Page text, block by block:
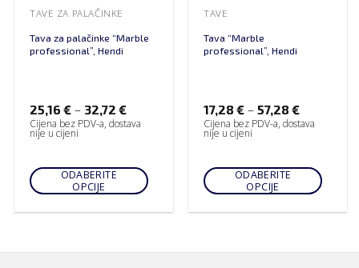
TAVE ZA PALAČINKE
Tava za palačinke “Marble
professional”, Hendi
25,16 €– 32,72 €
Cijena bez PDV-a, dostava
nije u cijeni
ODABERITE
OPCIJE
TAVE
Tava “Marble
professional”, Hendi
17,28€ –57,28€
Cijena bez PDV-a, dostava
nije u cijeni
ODABERITE
OPCIJE